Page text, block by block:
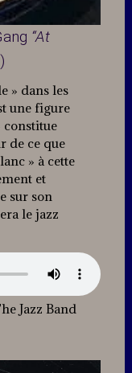
“At
» dans les
une figure
constitue
de ce que
» à cette
et
sur son
le jazz
Jazz Band